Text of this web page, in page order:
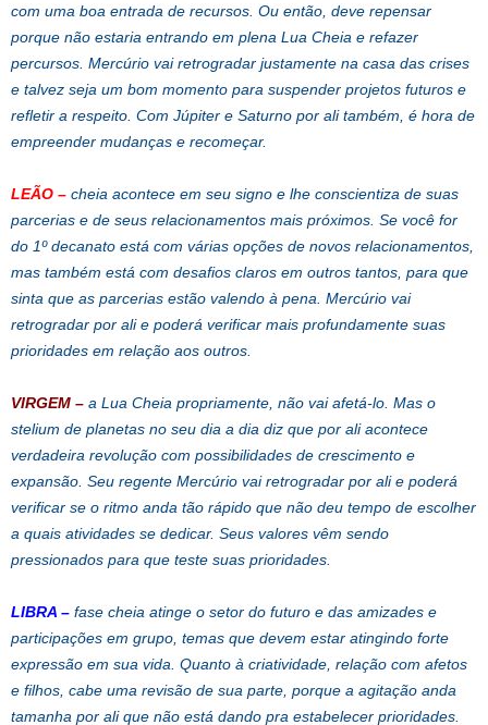
com uma boa entrada de recursos. Ou então, deve repensar
porque não estaria entrando em plena Lua Cheia e refazer
percursos. Mercúrio vai retrogradar justamente na casa das crises
e talvez seja um bom momento para suspender projetos futuros e
refletir a respeito. Com Júpiter e Saturno por ali também, é hora de
empreender mudanças e recomeçar.
LEÃO – cheia acontece em seu signo e lhe conscientiza de suas
parcerias e de seus relacionamentos mais próximos. Se você for
do 1º decanato está com várias opções de novos relacionamentos,
mas também está com desafios claros em outros tantos, para que
sinta que as parcerias estão valendo à pena. Mercúrio vai
retrogradar por ali e poderá verificar mais profundamente suas
prioridades em relação aos outros.
VIRGEM – a Lua Cheia propriamente, não vai afetá-lo. Mas o
stelium de planetas no seu dia a dia diz que por ali acontece
verdadeira revolução com possibilidades de crescimento e
expansão. Seu regente Mercúrio vai retrogradar por ali e poderá
verificar se o ritmo anda tão rápido que não deu tempo de escolher
a quais atividades se dedicar. Seus valores vêm sendo
pressionados para que teste suas prioridades.
LIBRA – fase cheia atinge o setor do futuro e das amizades e
participações em grupo, temas que devem estar atingindo forte
expressão em sua vida. Quanto à criatividade, relação com afetos
e filhos, cabe uma revisão de sua parte, porque a agitação anda
tamanha por ali que não está dando pra estabelecer prioridades.